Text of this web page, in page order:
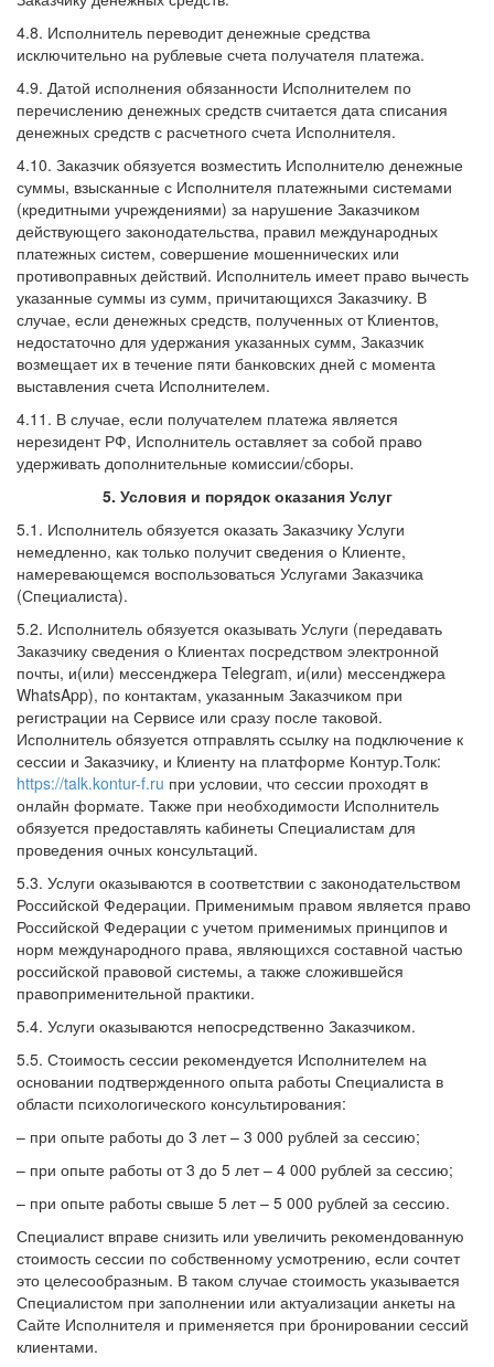
4.8. Исполнитель переводит денежные средства
исключительно на рублевые счета получателя платежа.
4.9. Датой исполнения обязанности Исполнителем по
перечислению денежных средств считается дата списания
денежных средств с расчетного счета Исполнителя.
4.10. Заказчик обязуется возместить Исполнителю денежные
суммы, взысканные с Исполнителя платежными системами
(кредитными учреждениями) за нарушение Заказчиком
действующего законодательства, правил международных
платежных систем, совершение мошеннических или
противоправных действий. Исполнитель имеет право вычесть
указанные суммы из сумм, причитающихся Заказчику. В
случае, если денежных средств, полученных от Клиентов,
недостаточно для удержания указанных сумм, Заказчик
возмещает их в течение пяти банковских дней с момента
выставления счета Исполнителем.
4.11. В случае, если получателем платежа является
нерезидент РФ, Исполнитель оставляет за собой право
удерживать дополнительные комиссии/сборы.
5. Условия и порядок оказания Услуг
5.1. Исполнитель обязуется оказать Заказчику Услуги
немедленно, как только получит сведения о Клиенте,
намеревающемся воспользоваться Услугами Заказчика
(Специалиста).
5.2. Исполнитель обязуется оказывать Услуги (передавать
Заказчику сведения о Клиентах посредством электронной
почты, и(или) мессенджера Telegram, и(или) мессенджера
WhatsApp), по контактам, указанным Заказчиком при
регистрации на Сервисе или сразу после таковой.
Исполнитель обязуется отправлять ссылку на подключение к
сессии и Заказчику, и Клиенту на платформе Контур.Толк:
https://talk.kontur-f.ru при условии, что сессии проходят в
онлайн формате. Также при необходимости Исполнитель
обязуется предоставлять кабинеты Специалистам для
проведения очных консультаций.
5.3. Услуги оказываются в соответствии с законодательством
Российской Федерации. Применимым правом является право
Российской Федерации с учетом применимых принципов и
норм международного права, являющихся составной частью
российской правовой системы, а также сложившейся
правоприменительной практики.
5.4. Услуги оказываются непосредственно Заказчиком.
5.5. Стоимость сессии рекомендуется Исполнителем на
основании подтвержденного опыта работы Специалиста в
области психологического консультирования:
– при опыте работы до 3 лет – 3 000 рублей за сессию;
– при опыте работы от 3 до 5 лет – 4 000 рублей за сессию;
– при опыте работы свыше 5 лет – 5 000 рублей за сессию.
Специалист вправе снизить или увеличить рекомендованную
стоимость сессии по собственному усмотрению, если сочтет
это целесообразным. В таком случае стоимость указывается
Специалистом при заполнении или актуализации анкеты на
Сайте Исполнителя и применяется при бронировании сессий
клиентами.